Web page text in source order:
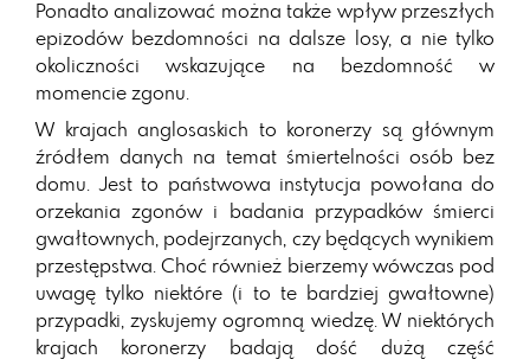
Ponadto analizować można także wpływ przeszłych
epizodów bezdomności na dalsze losy, a nie tylko
okoliczności wskazujące na bezdomność w
momencie zgonu.
W krajach anglosaskich to koronerzy są głównym
źródłem danych na temat śmiertelności osób bez
domu. Jest to państwowa instytucja powołana do
orzekania zgonów i badania przypadków śmierci
gwałtownych, podejrzanych, czy będących wynikiem
przestępstwa. Choć również bierzemy wówczas pod
uwagę tylko niektóre (i to te bardziej gwałtowne)
przypadki, zyskujemy ogromną wiedzę. W niektórych
krajach koronerzy badają dość dużą część